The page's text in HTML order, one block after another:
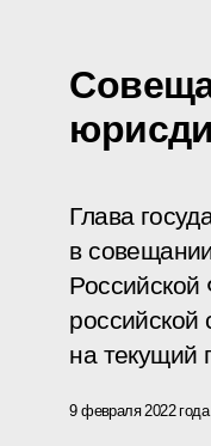
Глава
в
российской
на текущий
9 февраля 2022 года